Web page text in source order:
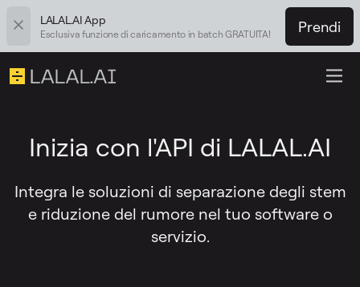
LALAL.AI App
Esclusiva funzione di caricamento in batch GRATUITA! Prendi
Inizia con l'API di LALAL.AI
Integra le soluzioni di separazione degli stem
e riduzione del rumore nel tuo software o
servizio.